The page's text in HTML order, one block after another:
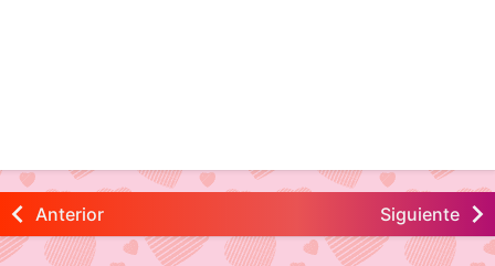
Anterior Siguiente